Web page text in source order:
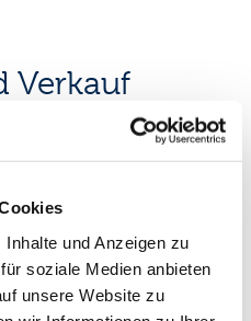
und Anzeigen zu
soziale Medien anbieten
unsere Website zu
Verkauf
steht Ihnen unser
genauso wie für
erreichen Sie werktags
Uhr bis 16.30 Uhr oder